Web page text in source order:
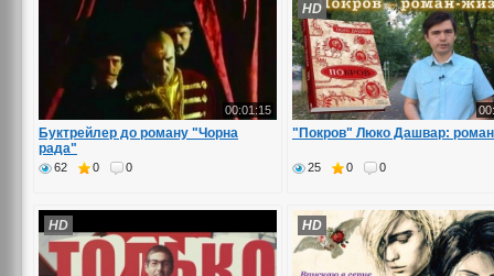
00:01:15
Буктрейлер до роману "Чорна
рада"
62 0 0
HD
"Покров" Люко Дашвар:
25 0 0
HD HD